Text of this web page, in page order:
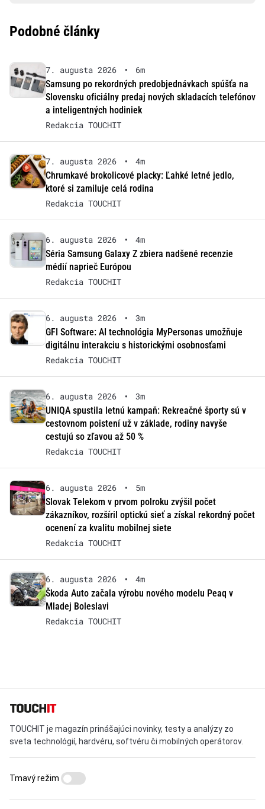
Podobné články
7. augusta 2026 •
6m
Samsung po rekordných predobjednávkach spúšťa na
Slovensku oficiálny predaj nových skladacích telefónov
a inteligentných hodiniek
Redakcia TOUCHIT
7. augusta 2026 •
4m
Chrumkavé brokolicové placky: Ľahké letné jedlo,
ktoré si zamiluje celá rodina
Redakcia TOUCHIT
6. augusta 2026 •
4m
Séria Samsung Galaxy Z zbiera nadšené recenzie
médií naprieč Európou
Redakcia TOUCHIT
6. augusta 2026 •
3m
GFI Software: AI technológia MyPersonas umožňuje
digitálnu interakciu s historickými osobnosťami
Redakcia TOUCHIT
6. augusta 2026 •
3m
UNIQA spustila letnú kampaň: Rekreačné športy sú v
cestovnom poistení už v základe, rodiny navyše
cestujú so zľavou až 50 %
Redakcia TOUCHIT
6. augusta 2026 •
5m
Slovak Telekom v prvom polroku zvýšil počet
zákazníkov, rozšíril optickú sieť a získal rekordný počet
ocenení za kvalitu mobilnej siete
Redakcia TOUCHIT
6. augusta 2026 •
4m
Škoda Auto začala výrobu nového modelu Peaq v
Mladej Boleslavi
Redakcia TOUCHIT
TOUCHIT je magazín prinášajúci novinky, testy a analýzy zo
sveta technológií, hardvéru, softvéru či mobilných operátorov.
Tmavý režim